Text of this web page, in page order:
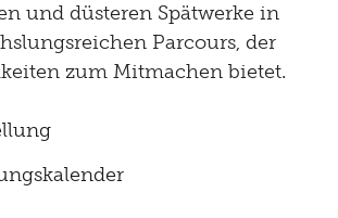
und düsteren Spätwerke in
Parcours, der
zum Mitmachen bietet.